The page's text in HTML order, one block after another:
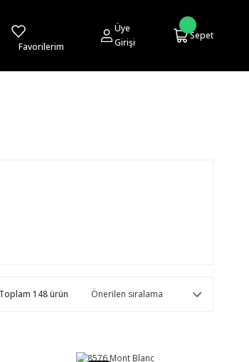
Favorilerim
Üye
Girişi
Sepet
Toplam 148 ürün